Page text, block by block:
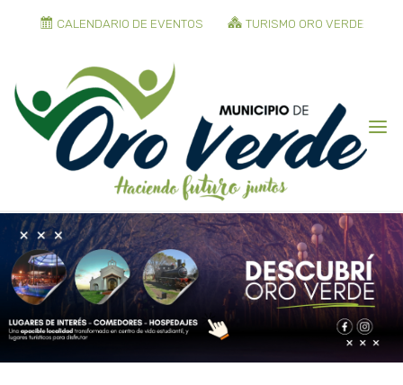
CALENDARIO DE EVENTOS TURISMO ORO VERDE